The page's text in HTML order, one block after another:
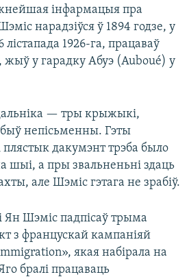
інфармацыя пра
нарадзіўся ў 1894 годзе, у
1926-га, працаваў
у гарадку Абуэ (Auboué) у
— тры крыжыкі,
непісьменны. Гэты
плястык дакумэнт трэба было
шыі, а пры звальненьні здаць
але Шэміс гэтага не зрабіў.
Ян Шэміс падпісаў трыма
з францускай кампаніяй
якая набірала на
бралі працаваць